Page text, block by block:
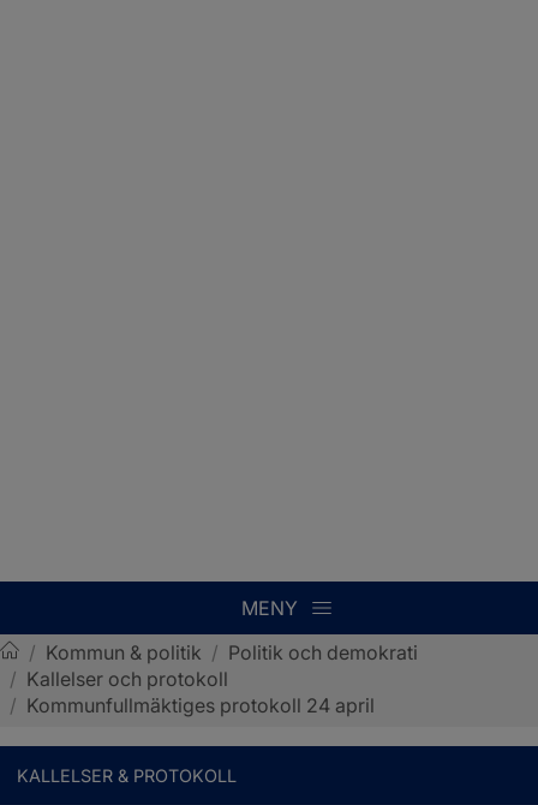
MENY
Sotenäs kommun
/ Kommun & politik / Politik och demokrati
/ Kallelser och protokoll
/ Kommunfullmäktiges protokoll 24 april
KALLELSER & PROTOKOLL